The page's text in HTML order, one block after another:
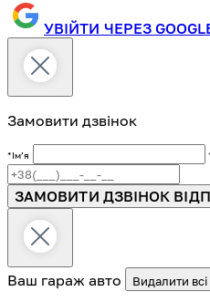
УВІЙТИ ЧЕРЕЗ
Замовити дзвінок
*Імʼя
ЗАМОВИТИ ДЗВІНОК
Ваш гараж авто Видалити всі